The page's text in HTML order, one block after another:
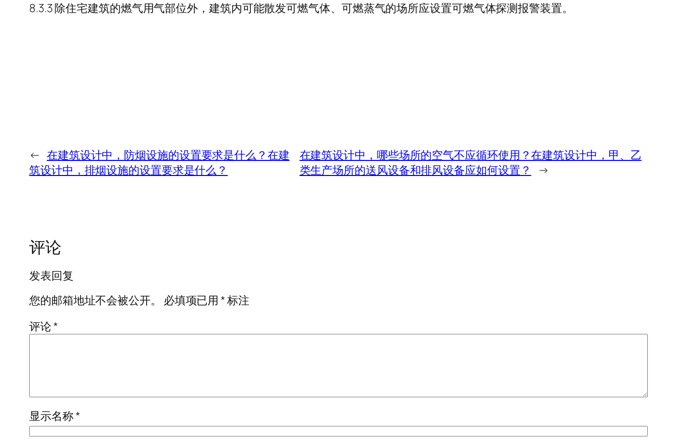
8.3.3 除住宅建筑的燃气用气部位外，建筑内可能散发可燃气体、可燃蒸气的场所应设置可燃气体探测报警装置。
← 在建筑设计中，防烟设施的设置要求是什么？在建
筑设计中，排烟设施的设置要求是什么？
在建筑设计中，哪些场所的空气不应循环使用？在建筑设计中，甲、乙
类生产场所的送风设备和排风设备应如何设置？
→
评论
发表回复
您的邮箱地址不会被公开。
必填项已用*标注
评论*
显示名称*